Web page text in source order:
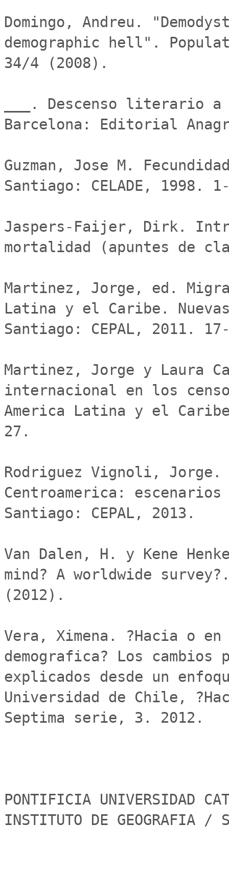
Domingo, Andreu.
demographic hell".
34/4 (2008).
___. Descenso literario
Barcelona: Editorial
Guzman, Jose M.
Santiago: CELADE, 1998.
Jaspers-Faijer, Dirk.
mortalidad (apuntes de
Martinez, Jorge, ed.
Latina y el Caribe.
Santiago: CEPAL, 2011.
Martinez, Jorge y Laura
internacional en los
America Latina y el
27.
Rodriguez Vignoli, Jorge.
Centroamerica:
Santiago: CEPAL, 2013.
Van Dalen, H. y Kene
mind? A worldwide
(2012).
Vera, Ximena. ?Hacia o
demografica? Los
explicados desde un
Universidad de Chile,
Septima serie, 3. 2012.
PONTIFICIA UNIVERSIDAD
INSTITUTO DE GEOGRAFIA